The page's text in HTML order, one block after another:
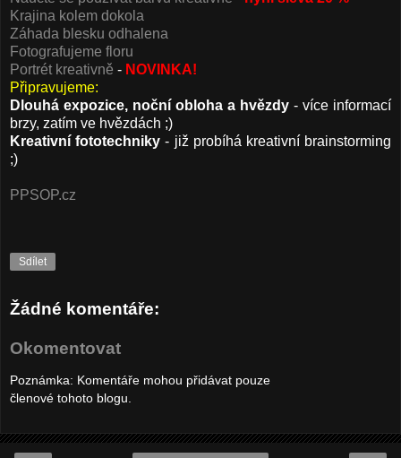
Krajina kolem dokola
Záhada blesku odhalena
Fotografujeme floru
Portrét kreativně - NOVINKA!
Připravujeme:
Dlouhá expozice, noční obloha a hvězdy - více informací
brzy, zatím ve hvězdách ;)
Kreativní fototechniky - již probíhá kreativní brainstorming
;)
PPSOP.cz
Sdílet
Žádné komentáře:
Okomentovat
Poznámka: Komentáře mohou přidávat pouze
členové tohoto blogu.